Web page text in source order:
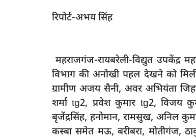
रिपोर्ट-अभय सिंह
महराजगंज-रायबरेली-विद्युत
विभाग की अनोखी पहल देखने को
ग्रामीण अजय सैनी, अवर अभियंता
शर्मा tg2, प्रवेश कुमार tg2, विजय
बृजेंद्रसिंह, हनोमान, रामसुख, अनिल
कस्बा समेत मऊ, बरीबरा, मोतीगंज,